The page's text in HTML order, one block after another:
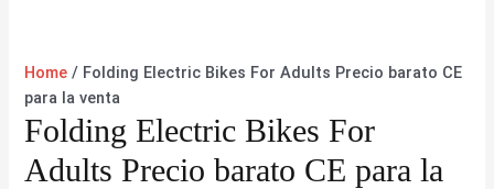
Home / Folding Electric Bikes For Adults Precio barato CE
para la venta
Folding Electric Bikes For
Adults Precio barato CE para la